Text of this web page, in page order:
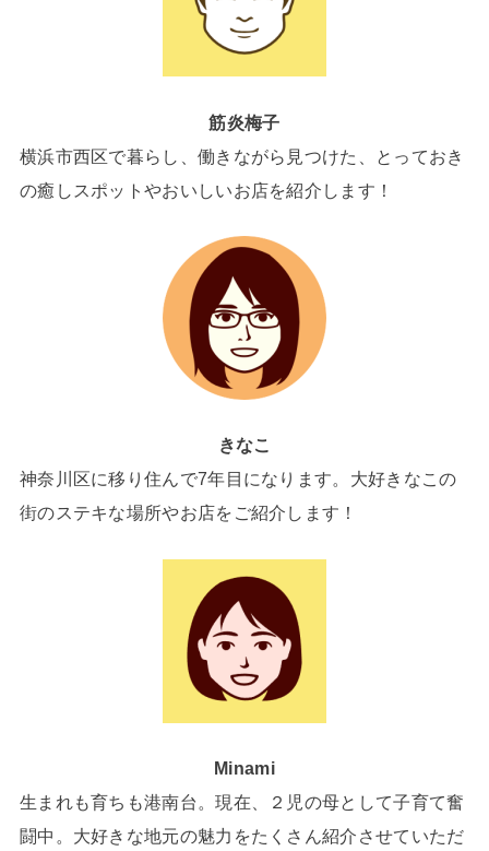
筋炎梅子
横浜市西区で暮らし、働きながら見つけた、とっておき
の癒しスポットやおいしいお店を紹介します！
きなこ
神奈川区に移り住んで7年目になります。大好きなこの
街のステキな場所やお店をご紹介します！
Minami
生まれも育ちも港南台。現在、２児の母として子育て奮
闘中。大好きな地元の魅力をたくさん紹介させていただ